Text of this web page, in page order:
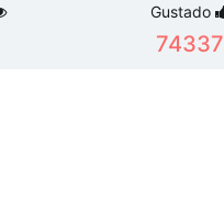
Gustado
74337